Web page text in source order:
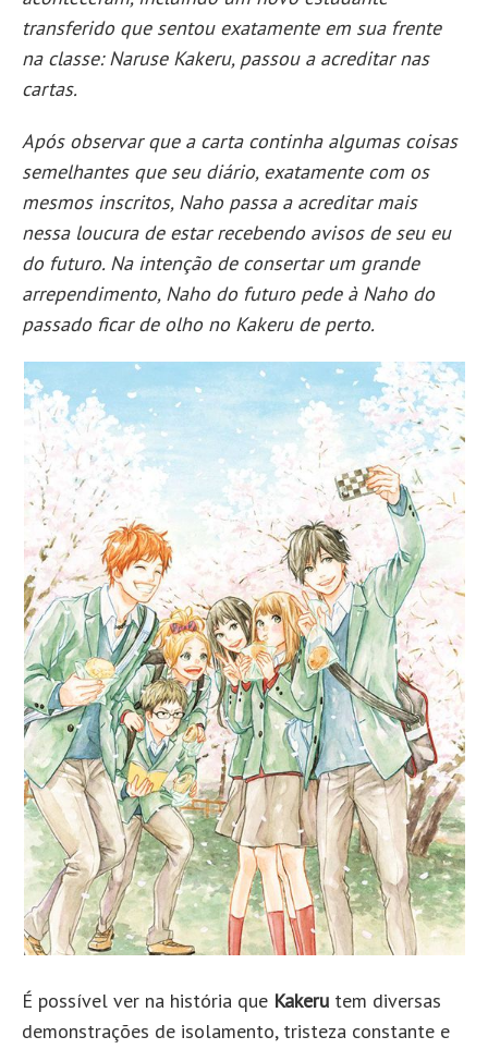
transferido que sentou exatamente em sua frente
na classe: Naruse Kakeru, passou a acreditar nas
cartas.
Após observar que a carta continha algumas coisas
semelhantes que seu diário, exatamente com os
mesmos inscritos, Naho passa a acreditar mais
nessa loucura de estar recebendo avisos de seu eu
do futuro. Na intenção de consertar um grande
arrependimento, Naho do futuro pede à Naho do
passado ficar de olho no Kakeru de perto.
É possível ver na história que Kakeru tem diversas
demonstrações de isolamento, tristeza constante e